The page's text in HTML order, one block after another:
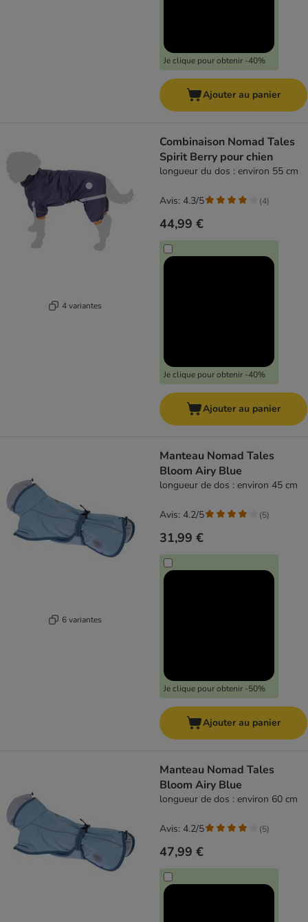
Je clique pour obtenir -40%
Ajouter au panier
4 variantes
Combinaison Nomad Tales
Spirit Berry pour chien
longueur du dos : environ 55 cm
44,99 €
Je clique pour obtenir -40%
Avis: 4.3/5 (4)
Ajouter au panier
6 variantes
Manteau Nomad Tales
Bloom Airy Blue
longueur de dos : environ 45 cm
31,99 €
Je clique pour obtenir -50%
Avis: 4.2/5 (5)
Ajouter au panier
Manteau Nomad Tales
Bloom Airy Blue
longueur de dos : environ 60 cm
47,99 €
Avis: 4.2/5 (5)